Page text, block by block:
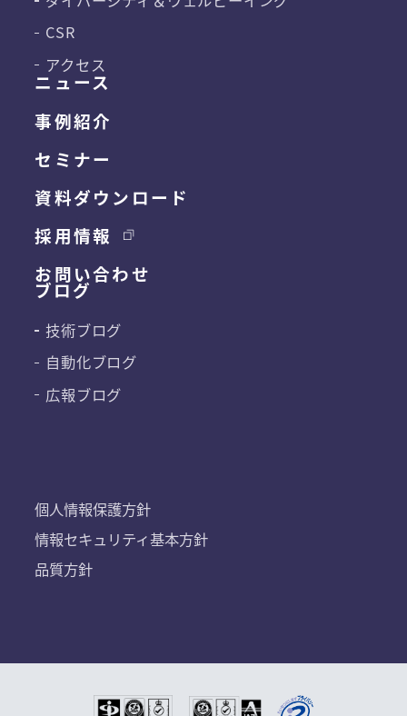
個人情報保護方針
情報セキュリティ基本方針
品質方針
ニュース
事例紹介
セミナー
資料ダウンロード
採用情報
お問い合わせ
CSR
アクセス
ブログ
技術ブログ
自動化ブログ
広報ブログ